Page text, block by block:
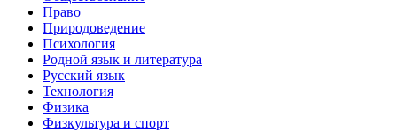
Право
Природоведение
Психология
Родной язык и литература
Русский язык
Технология
Физика
Физкультура и спорт